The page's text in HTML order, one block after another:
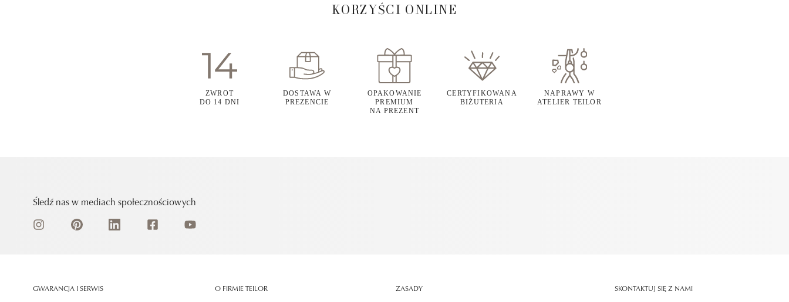
KORZYŚCI ONLINE
ZWROT
DO 14 DNI
DOSTAWA W
PREZENCIE
OPAKOWANIE
PREMIUM
NA PREZENT
CERTYFIKOWANA
BIŻUTERIA
NAPRAWY W
ATELIER TEILOR
Śledź nas w mediach społecznościowych
GWARANCJA I SERWIS O FIRMIE TEILOR ZASADY SKONTAKTUJ SIĘ Z NAMI